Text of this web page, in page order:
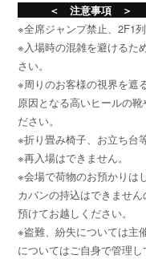
＜ 注意事項
※全席ジャンプ禁止、2F1
※入場時の混雑を避けるた
さい。
※周りのお客様の視界を遮
原因となる高いヒールの
ださい。
※折り畳み椅子、お立ち台
※再入場はできません。
※会場で荷物のお預かりは
カバンの持込はできませ
預けてお越しください。
※盗難、紛失については主
についてはご自身で管理し